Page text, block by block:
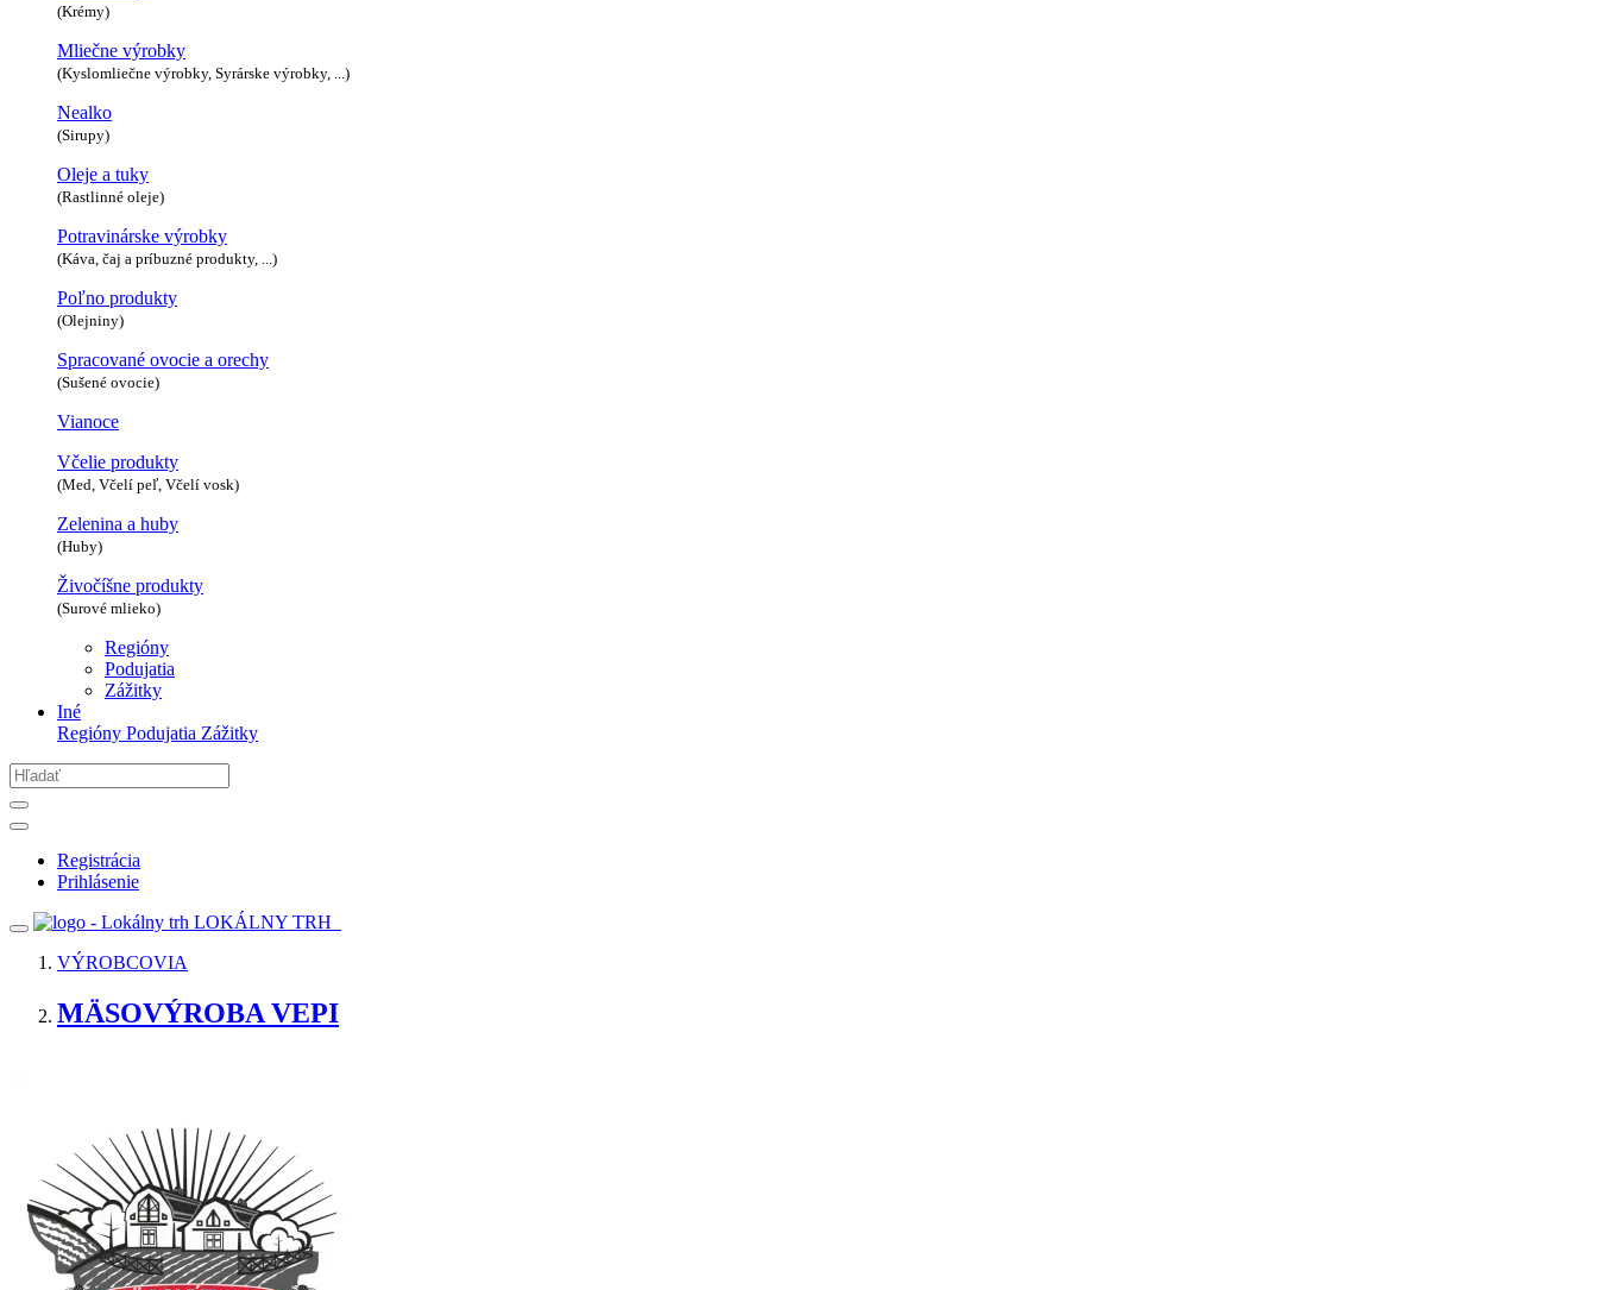
(Krémy)
Mliečne výrobky
(Kyslomliečne výrobky, Syrárske výrobky, ...)
Nealko
(Sirupy)
Oleje a tuky
(Rastlinné oleje)
Potravinárske výrobky
(Káva, čaj a príbuzné produkty, ...)
Poľno produkty
(Olejniny)
Spracované ovocie a orechy
(Sušené ovocie)
Vianoce
Včelie produkty
(Med, Včelí peľ, Včelí vosk)
Zelenina a huby
(Huby)
Živočíšne produkty
(Surové mlieko)
Regióny
Podujatia
Zážitky
Iné
Regióny Podujatia Zážitky
Registrácia
Prihlásenie
LOKÁLNY TRH
VÝROBCOVIA
MÄSOVÝROBA VEPI